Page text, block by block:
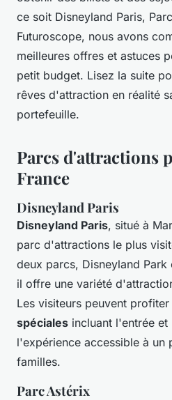
ce soit Disneyland Paris,
Futuroscope, nous avons
meilleures offres et astuces
petit budget. Lisez la suite
rêves d'attraction en réalité
portefeuille.
Parcs d'attractions
France
Disneyland Paris
Disneyland Paris, situé à
parc d'attractions le plus
deux parcs, Disneyland Park
il offre une variété
Les visiteurs peuvent profiter
spéciales incluant l'entrée
l'expérience accessible à un
familles.
Parc Astérix